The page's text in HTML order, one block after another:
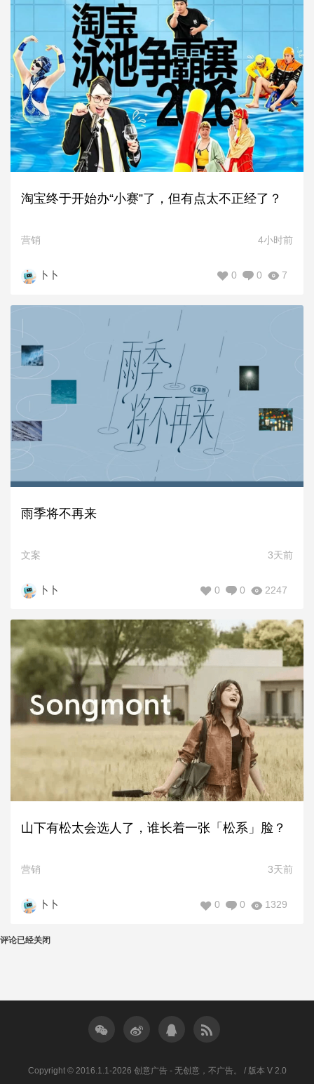
淘宝终于开始办“小赛”了，但有点太不正经了？
营销 4小时前
卜卜 7
0
0
雨季将不再来
文案 3天前
卜卜 2247
0
0
山下有松太会选人了，谁长着一张「松系」脸？
营销 3天前
卜卜 1329
0
0
评论已经关闭
Copyright © 2016.1.1-2026 创意广告 - 无创意，不广告。 / 版本 V 2.0